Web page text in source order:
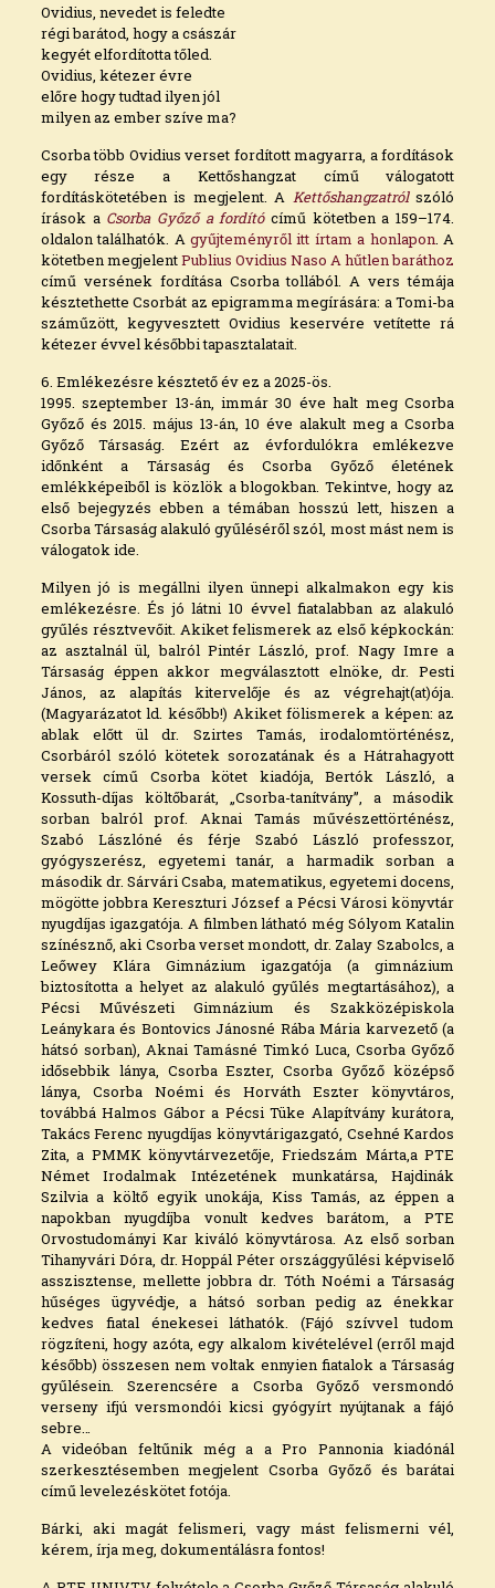
Ovidius, nevedet is feledte
régi barátod, hogy a császár
kegyét elfordította tőled.
Ovidius, kétezer évre
előre hogy tudtad ilyen jól
milyen az ember szíve ma?
Csorba több Ovidius verset fordított magyarra, a fordítások
egy része a Kettőshangzat című válogatott
fordításkötetében is megjelent. A Kettőshangzatrólszóló
írások a Csorba Győző a fordítócímű kötetben a 159–174.
oldalon találhatók. Agyűjteményről itt írtam a honlapon. A
kötetben megjelentPublius Ovidius Naso A hűtlen baráthoz
című versének fordítása Csorba tollából. A vers témája
késztethette Csorbát az epigramma megírására: a Tomi-ba
száműzött, kegyvesztett Ovidius keservére vetítette rá
kétezer évvel későbbi tapasztalatait.
6. Emlékezésre késztető év ez a 2025-ös.
1995. szeptember 13-án, immár 30 éve halt meg Csorba
Győző és 2015. május 13-án, 10 éve alakult meg a Csorba
Győző Társaság. Ezért az évfordulókra emlékezve
időnként a Társaság és Csorba Győző életének
emlékképeiből is közlök a blogokban. Tekintve, hogy az
első bejegyzés ebben a témában hosszú lett, hiszen a
Csorba Társaság alakuló gyűléséről szól, most mást nem is
válogatok ide.
Milyen jó is megállni ilyen ünnepi alkalmakon egy kis
emlékezésre. És jó látni 10 évvel fiatalabban az alakuló
gyűlés résztvevőit. Akiket felismerek az első képkockán:
az asztalnál ül, balról Pintér László, prof. Nagy Imre a
Társaság éppen akkor megválasztott elnöke, dr. Pesti
János, az alapítás kitervelője és az végrehajt(at)ója.
(Magyarázatot ld. később!) Akiket fölismerek a képen: az
ablak előtt ül dr. Szirtes Tamás, irodalomtörténész,
Csorbáról szóló kötetek sorozatának és a Hátrahagyott
versek című Csorba kötet kiadója, Bertók László, a
Kossuth-díjas költőbarát, „Csorba-tanítvány”, a második
sorban balról prof. Aknai Tamás művészettörténész,
Szabó Lászlóné és férje Szabó László professzor,
gyógyszerész, egyetemi tanár, a harmadik sorban a
második dr. Sárvári Csaba, matematikus, egyetemi docens,
mögötte jobbra Kereszturi József a Pécsi Városi könyvtár
nyugdíjas igazgatója. A filmben látható még Sólyom Katalin
színésznő, aki Csorba verset mondott, dr. Zalay Szabolcs, a
Leőwey Klára Gimnázium igazgatója (a gimnázium
biztosította a helyet az alakuló gyűlés megtartásához), a
Pécsi Művészeti Gimnázium és Szakközépiskola
Leánykara és Bontovics Jánosné Rába Mária karvezető (a
hátsó sorban), Aknai Tamásné Timkó Luca, Csorba Győző
idősebbik lánya, Csorba Eszter, Csorba Győző középső
lánya, Csorba Noémi és Horváth Eszter könyvtáros,
továbbá Halmos Gábor a Pécsi Tüke Alapítvány kurátora,
Takács Ferenc nyugdíjas könyvtárigazgató, Csehné Kardos
Zita, a PMMK könyvtárvezetője, Friedszám Márta,a PTE
Német Irodalmak Intézetének munkatársa, Hajdinák
Szilvia a költő egyik unokája, Kiss Tamás, az éppen a
napokban nyugdíjba vonult kedves barátom, a PTE
Orvostudományi Kar kiváló könyvtárosa. Az első sorban
Tihanyvári Dóra, dr. Hoppál Péter országgyűlési képviselő
asszisztense, mellette jobbra dr. Tóth Noémi a Társaság
hűséges ügyvédje, a hátsó sorban pedig az énekkar
kedves fiatal énekesei láthatók. (Fájó szívvel tudom
rögzíteni, hogy azóta, egy alkalom kivételével (erről majd
később) összesen nem voltak ennyien fiatalok a Társaság
gyűlésein. Szerencsére a Csorba Győző versmondó
verseny ifjú versmondói kicsi gyógyírt nyújtanak a fájó
sebre…
A videóban feltűnik még a a Pro Pannonia kiadónál
szerkesztésemben megjelent Csorba Győző és barátai
című levelezéskötet fotója.
Bárki, aki magát felismeri, vagy mást felismerni vél,
kérem, írja meg, dokumentálásra fontos!